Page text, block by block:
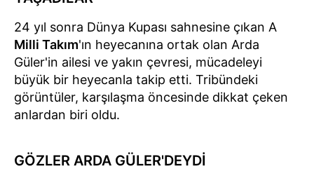
24 yıl sonra Dünya Kupası sahnesine çıkan A
Milli Takım'ın heyecanına ortak olan Arda
Güler'in ailesi ve yakın çevresi, mücadeleyi
büyük bir heyecanla takip etti. Tribündeki
görüntüler, karşılaşma öncesinde dikkat çeken
anlardan biri oldu.
GÖZLER ARDA GÜLER'DEYDİ